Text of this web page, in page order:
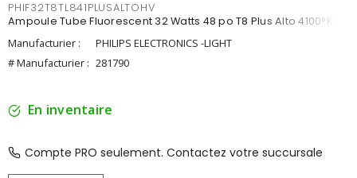
PHIF32T8TL841PLUSALTOHV
Ampoule Tube Fluorescent 32 Watts 48 po T8 Plus Alto 4100°K
Manufacturier :
PHILIPS ELECTRONICS -LIGHT
# Manufacturier : 281790
En inventaire
Compte PRO seulement. Contactez votre succursale